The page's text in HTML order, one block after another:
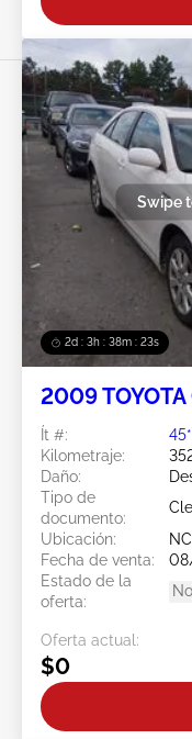
2d : 3h : 38m : 20s
Swipe
2009
Ít #:
Kilometraje:
Daño:
Tipo de
documento:
Ubicación:
Fecha de venta:
Estado de la
oferta:
Oferta actual:
$0